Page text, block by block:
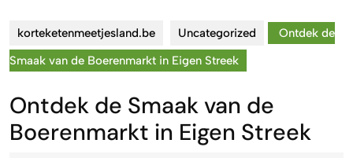
korteketenmeetjesland.be Uncategorized
Ontdek de
Smaak van de Boerenmarkt in Eigen Streek
Ontdek de Smaak van de
Boerenmarkt in Eigen Streek